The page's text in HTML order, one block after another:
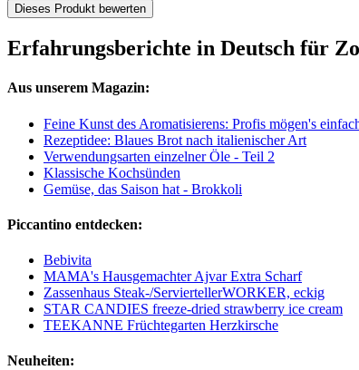
Dieses Produkt bewerten
Erfahrungsberichte in Deutsch für
Aus unserem Magazin:
Feine Kunst des Aromatisierens: Profis mögen's
Rezeptidee: Blaues Brot nach italienischer Art
Verwendungsarten einzelner Öle - Teil 2
Klassische Kochsünden
Gemüse, das Saison hat - Brokkoli
Piccantino entdecken:
Bebivita
MAMA's Hausgemachter Ajvar Extra Scharf
Zassenhaus Steak-/ServiertellerWORKER, eckig
STAR CANDIES freeze-dried strawberry ice cream
TEEKANNE Früchtegarten Herzkirsche
Neuheiten: